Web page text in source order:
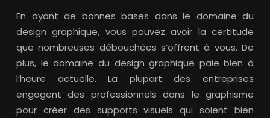
En ayant de bonnes bases dans le domaine du
design graphique, vous pouvez avoir la certitude
que nombreuses débouchées s’offrent à vous. De
plus, le domaine du design graphique paie bien à
l’heure actuelle. La plupart des entreprises
engagent des professionnels dans le graphisme
pour créer des supports visuels qui soient bien